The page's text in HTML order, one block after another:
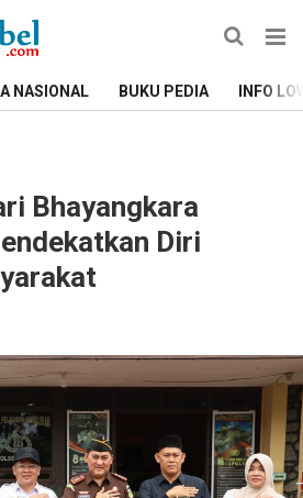
NASIONAL BUKU PEDIA INFO
Bhayangkara
Diri